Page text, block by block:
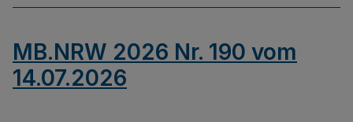
MB.NRW 2026 Nr. 190 vom
14.07.2026